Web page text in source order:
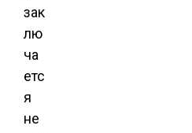
зак
лю
ча
етс
я
не